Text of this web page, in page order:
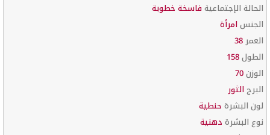
الحالة الإجتماعيةفاسخة خطوبة
الجنسامرأة
العمر38
الطول158
الوزن70
البرجالثور
لون البشرة حنطية
نوع البشرة دهنية